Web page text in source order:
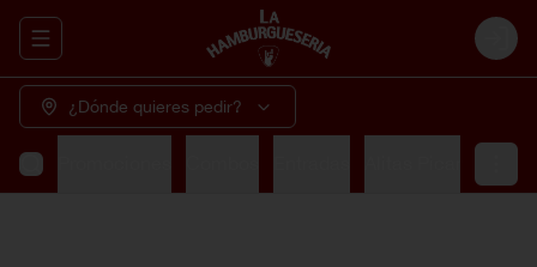
Abrir menu de navegación Login
¿Dónde quieres pedir?